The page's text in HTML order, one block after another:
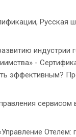
Русская
индустрии
-
эффективным?
сервисом
Отелем: